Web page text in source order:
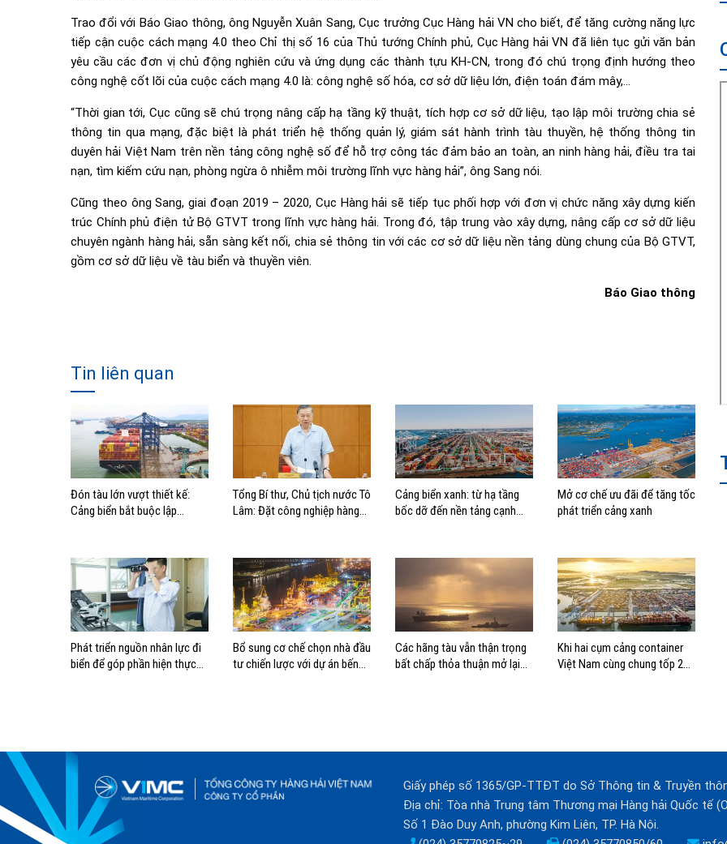
Trao đổi với Báo Giao thông, ông Nguyễn Xuân Sang, Cục trưởng Cục Hàng hải VN cho biết, để tăng cường năng lực
tiếp cận cuộc cách mạng 4.0 theo Chỉ thị số 16 của Thủ tướng Chính phủ, Cục Hàng hải VN đã liên tục gửi văn bản
yêu cầu các đơn vị chủ động nghiên cứu và ứng dụng các thành tựu KH-CN, trong đó chú trọng định hướng theo
công nghệ cốt lõi của cuộc cách mạng 4.0 là: công nghệ số hóa, cơ sở dữ liệu lớn, điện toán đám mây,…
“Thời gian tới, Cục cũng sẽ chú trọng nâng cấp hạ tầng kỹ thuật, tích hợp cơ sở dữ liệu, tạo lập môi trường chia sẻ
thông tin qua mạng, đặc biệt là phát triển hệ thống quản lý, giám sát hành trình tàu thuyền, hệ thống thông tin
duyên hải Việt Nam trên nền tảng công nghệ số để hỗ trợ công tác đảm bảo an toàn, an ninh hàng hải, điều tra tai
nạn, tìm kiếm cứu nạn, phòng ngừa ô nhiễm môi trường lĩnh vực hàng hải”, ông Sang nói.
Cũng theo ông Sang, giai đoạn 2019 – 2020, Cục Hàng hải sẽ tiếp tục phối hợp với đơn vị chức năng xây dựng kiến
trúc Chính phủ điện tử Bộ GTVT trong lĩnh vực hàng hải. Trong đó, tập trung vào xây dựng, nâng cấp cơ sở dữ liệu
chuyên ngành hàng hải, sẵn sàng kết nối, chia sẻ thông tin với các cơ sở dữ liệu nền tảng dùng chung của Bộ GTVT,
gồm cơ sở dữ liệu về tàu biển và thuyền viên.
Báo Giao thông
Tin liên quan
Đón tàu lớn vượt thiết kế:
Cảng biển bắt buộc lập
Tổng Bí thư, Chủ tịch nước Tô
Lâm: Đặt công nghiệp hàng
thành quốc gia biển mạnh
Cảng biển xanh: từ hạ tầng
bốc dỡ đến nền tảng cạnh
Mở cơ chế ưu đãi để tăng tốc
phát triển cảng xanh
Phát triển nguồn nhân lực đi
biển để góp phần hiện thực
Bổ sung cơ chế chọn nhà đầu
tư chiến lược với dự án bến
Các hãng tàu vẫn thận trọng
bất chấp thỏa thuận mở lại
Khi hai cụm cảng container
Việt Nam cùng chung tốp 20
Giấy phép số 1365/GP-TTĐT do Sở Thông tin & Truyền
Địa chỉ: Tòa nhà Trung tâm Thương mại Hàng hải Quốc tế
Số 1 Đào Duy Anh, phường Kim Liên, TP. Hà Nội.